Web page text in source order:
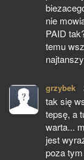
nie
PAID
temu
grzybek
tak się
tepsę, a
warta...
jest
poza